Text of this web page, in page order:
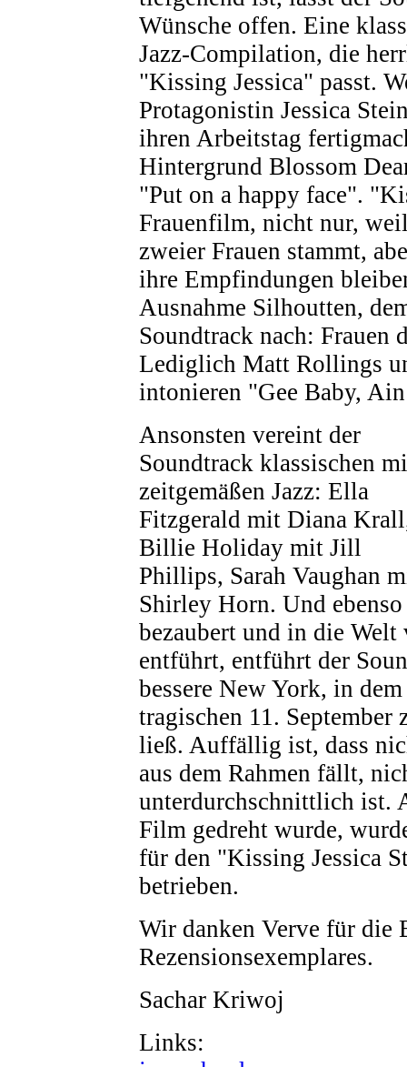
Wünsche offen. Eine
Jazz-Compilation, die
"Kissing Jessica" passt.
Protagonistin Jessica
ihren Arbeitstag
Hintergrund Blossom
"Put on a happy face".
Frauenfilm, nicht nur,
zweier Frauen stammt,
ihre Empfindungen
Ausnahme Silhoutten,
Soundtrack nach: Frauen
Lediglich Matt Rollings
intonieren "Gee Baby,
Ansonsten vereint der
Soundtrack klassischen
zeitgemäßen Jazz: Ella
Fitzgerald mit Diana
Billie Holiday mit Jill
Phillips, Sarah Vaughan
Shirley Horn. Und
bezaubert und in die Welt
entführt, entführt der
bessere New York, in
tragischen 11. September
ließ. Auffällig ist, dass
aus dem Rahmen fällt,
unterdurchschnittlich ist.
Film gedreht wurde,
für den "Kissing Jessica
betrieben.
Wir danken Verve für die
Rezensionsexemplares.
Sachar Kriwoj
Links: